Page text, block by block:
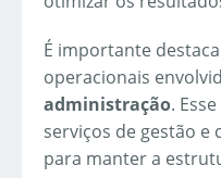
É importante
operacionais
administração.
serviços de gestão e
para manter a